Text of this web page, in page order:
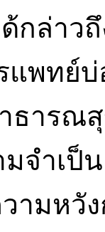
กล่าว
พทย์บ่
ธารณ
จำเป็
ามหวั